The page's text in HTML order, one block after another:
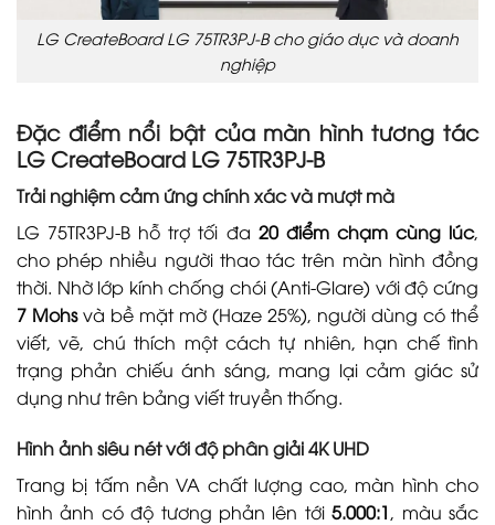
LG CreateBoard LG 75TR3PJ-B cho giáo dục và doanh
nghiệp
Đặc điểm nổi bật của màn hình tương tác
LG CreateBoard LG 75TR3PJ-B
Trải nghiệm cảm ứng chính xác và mượt mà
LG 75TR3PJ-B hỗ trợ tối đa 20 điểm chạm cùng lúc,
cho phép nhiều người thao tác trên màn hình đồng
thời. Nhờ lớp kính chống chói (Anti-Glare) với độ cứng
7 Mohsvà bề mặt mờ (Haze 25%), người dùng có thể
viết, vẽ, chú thích một cách tự nhiên, hạn chế tình
trạng phản chiếu ánh sáng, mang lại cảm giác sử
dụng như trên bảng viết truyền thống.
Hình ảnh siêu nét với độ phân giải 4K UHD
Trang bị tấm nền VA chất lượng cao, màn hình cho
hình ảnh có độ tương phản lên tới5.000:1, màu sắc